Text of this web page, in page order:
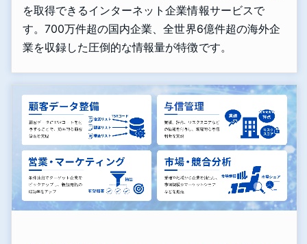
を取得できるインターネット企業情報サービスで
す。700万件超の国内企業、全世界6億件超の海外企
業を収録した圧倒的な情報量が特徴です。